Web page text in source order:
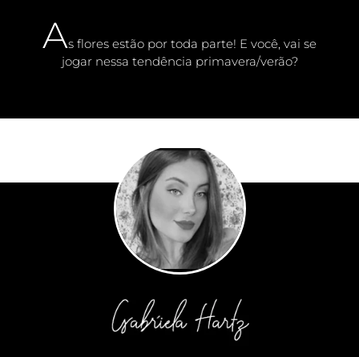
As flores estão por toda parte! E você, vai se
jogar nessa tendência primavera/verão?